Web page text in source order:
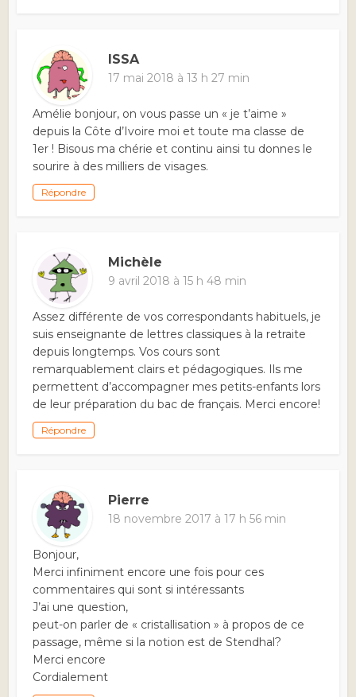
ISSA
17 mai 2018 à 13 h 27 min
Amélie bonjour, on vous passe un « je t’aime »
depuis la Côte d’Ivoire moi et toute ma classe de
1er ! Bisous ma chérie et continu ainsi tu donnes le
sourire à des milliers de visages.
Répondre
Michèle
9 avril 2018 à 15 h 48 min
Assez différente de vos correspondants habituels, je
suis enseignante de lettres classiques à la retraite
depuis longtemps. Vos cours sont
remarquablement clairs et pédagogiques. Ils me
permettent d’accompagner mes petits-enfants lors
de leur préparation du bac de français. Merci encore!
Répondre
Pierre
18 novembre 2017 à 17 h 56 min
Bonjour,
Merci infiniment encore une fois pour ces
commentaires qui sont si intéressants
J’ai une question,
peut-on parler de « cristallisation » à propos de ce
passage, même si la notion est de Stendhal?
Merci encore
Cordialement